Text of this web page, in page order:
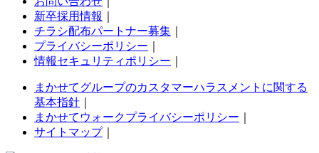
新卒採用情報
チラシ配布パートナー募集
プライバシーポリシー
情報セキュリティポリシー
まかせてグループのカスタマーハラスメントに関する
基本指針
まかせてウォークプライバシーポリシー
サイトマップ｜